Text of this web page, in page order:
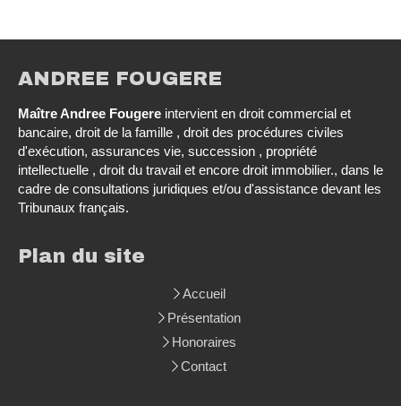
ANDREE FOUGERE
Maître Andree Fougere intervient en droit commercial et
bancaire, droit de la famille , droit des procédures civiles
d'exécution, assurances vie, succession , propriété
intellectuelle , droit du travail et encore droit immobilier., dans le
cadre de consultations juridiques et/ou d'assistance devant les
Tribunaux français.
Plan du site
Accueil
Présentation
Honoraires
Contact